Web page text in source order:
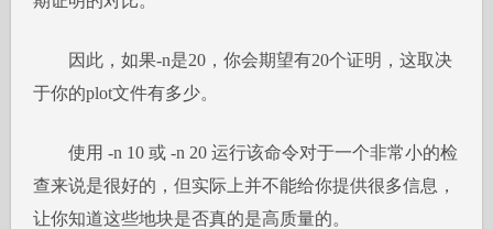
因此，如果-n是20，你会期望有20个证明，这取决
于你的plot文件有多少。
使用 -n 10 或 -n 20 运行该命令对于一个非常小的检
查来说是很好的，但实际上并不能给你提供很多信息，
让你知道这些地块是否真的是高质量的。